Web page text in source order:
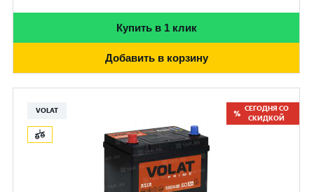
Купить в 1 клик
Добавить в корзину
VOLAT
СЕГОДНЯ СО
СКИДКОЙ